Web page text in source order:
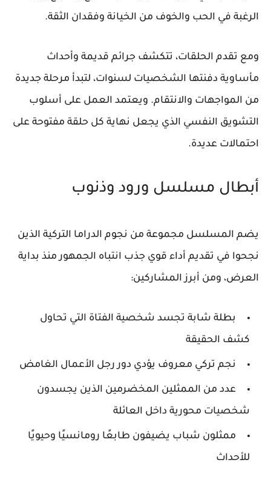
الرغبة في الحب والخوف من الخيانة وفقدان الثقة.
ومع تقدم الحلقات، تتكشف جرائم قديمة وأحداث
مأساوية دفنتها الشخصيات لسنوات، لتبدأ مرحلة جديدة
من المواجهات والانتقام. ويعتمد العمل على أسلوب
التشويق النفسي الذي يجعل نهاية كل حلقة مفتوحة على
احتمالات عديدة.
أبطال مسلسل ورود وذنوب
يضم المسلسل مجموعة من نجوم الدراما التركية الذين
نجحوا في تقديم أداء قوي جذب انتباه الجمهور منذ بداية
العرض، ومن أبرز المشاركين:
بطلة شابة تجسد شخصية الفتاة التي تحاول
كشف الحقيقة
نجم تركي معروف يؤدي دور رجل الأعمال الغامض
عدد من الممثلين المخضرمين الذين يجسدون
شخصيات محورية داخل العائلة
ممثلون شباب يضيفون طابعًا رومانسيًا وحيويًا
للأحداث